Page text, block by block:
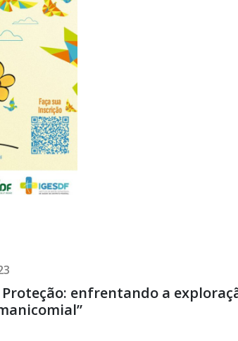
enfrentando a